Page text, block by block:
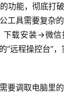
功能，彻底打
工具需要复杂的
下载安装→微
“远程操控台”
要调取电脑里